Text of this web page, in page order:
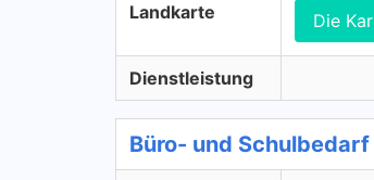
Landkarte Die
Dienstleistung
Büro- und Schulbedarf